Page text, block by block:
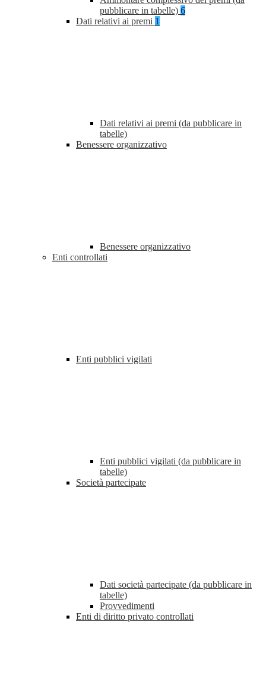
pubblicare in tabelle) 6
Dati relativi ai premi 1
Dati relativi ai premi (da pubblicare in
tabelle)
Benessere organizzativo
Benessere organizzativo
Enti controllati
Enti pubblici vigilati
Enti pubblici vigilati (da pubblicare in
tabelle)
Società partecipate
Dati società partecipate (da pubblicare in
tabelle)
Provvedimenti
Enti di diritto privato controllati